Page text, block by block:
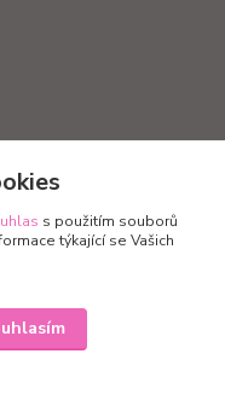
s použitím souborů
týkající se Vašich